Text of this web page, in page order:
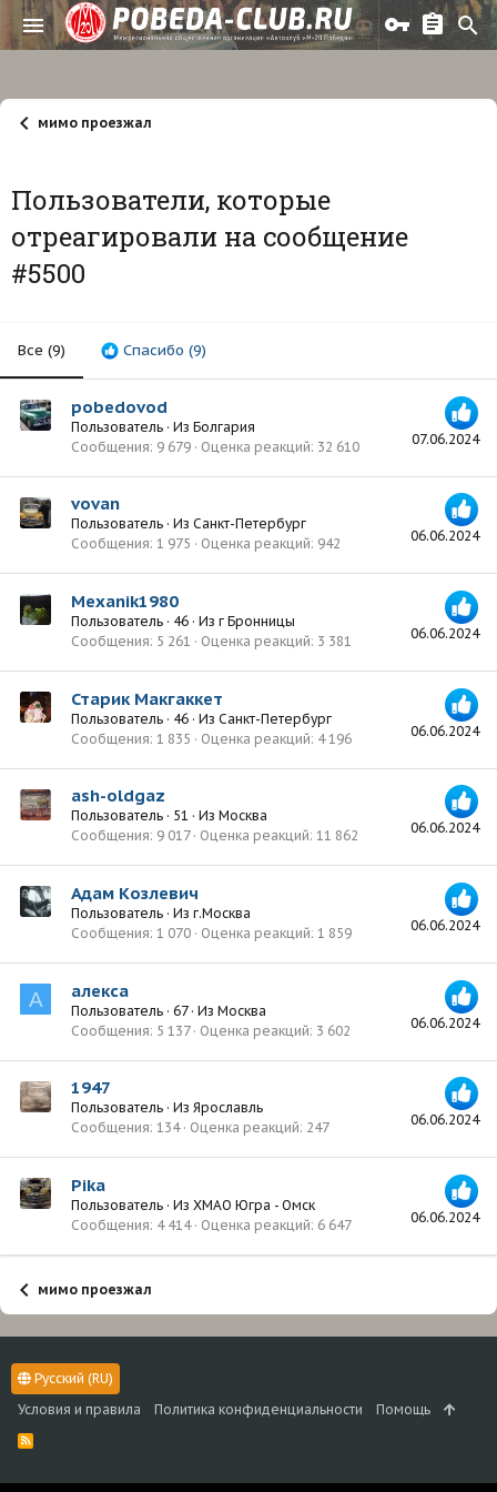
мимо проезжал
Пользователи, которые
отреагировали на сообщение
#5500
Все (9) Спасибо (9)
07.06.2024
pobedovod
Пользователь · Из Болгария
Сообщения 9 679 Оценка реакций 32 610
06.06.2024
vovan
Пользователь · Из Санкт-Петербург
Сообщения 1 975 Оценка реакций 942
06.06.2024
Mexanik1980
Пользователь · 46 · Из г Бронницы
Сообщения 5 261 Оценка реакций 3 381
06.06.2024
Старик Макгаккет
Пользователь · 46 · Из Санкт-Петербург
Сообщения 1 835 Оценка реакций 4 196
06.06.2024
ash-oldgaz
Пользователь · 51 · Из Москва
Сообщения 9 017 Оценка реакций 11 862
06.06.2024
Адам Козлевич
Пользователь · Из г.Москва
Сообщения 1 070 Оценка реакций 1 859
А
06.06.2024
алекса
Пользователь · 67 · Из Москва
Сообщения 5 137 Оценка реакций 3 602
06.06.2024
1947
Пользователь · Из Ярославль
Сообщения 134 Оценка реакций 247
06.06.2024
Pika
Пользователь · Из ХМАО Югра - Омск
Сообщения 4 414 Оценка реакций 6 647
мимо проезжал
Русский (RU)
Условия и правила
Политика конфиденциальности Помощь
R